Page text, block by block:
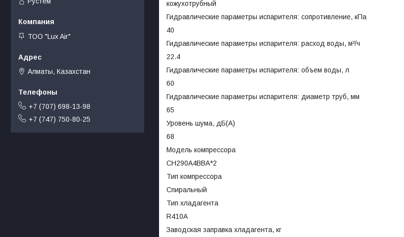
кожухотрубный
Гидравлические параметры испарителя: сопротивление, кПа
40
Гидравлические параметры испарителя: расход воды, м³/ч
22.4
Гидравлические параметры испарителя: объем воды, л
60
Гидравлические параметры испарителя: диаметр труб, мм
65
Уровень шума, дБ(A)
68
Модель компрессора
CH290A4BBA*2
Тип компрессора
Спиральный
Тип хладагента
R410A
Заводская заправка хладагента, кг
ТОО "Lux Air"
Алматы, Казахстан
+7 (707) 698-13-98
+7 (747) 750-80-25